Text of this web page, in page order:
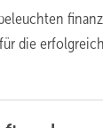
die